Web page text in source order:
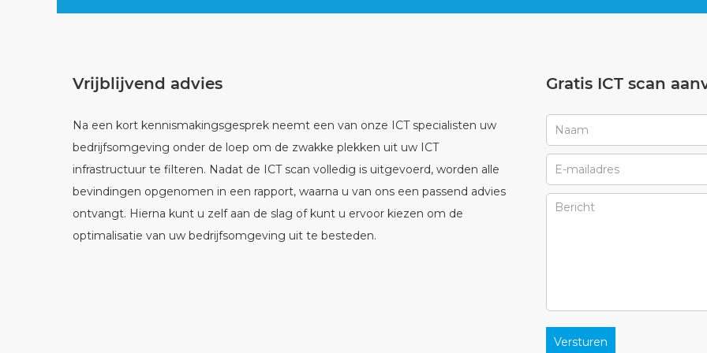
Vrijblijvend advies
Na een kort kennismakingsgesprek neemt een van onze ICT specialisten uw
bedrijfsomgeving onder de loep om de zwakke plekken uit uw ICT
infrastructuur te filteren. Nadat de ICT scan volledig is uitgevoerd, worden alle
bevindingen opgenomen in een rapport, waarna u van ons een passend advies
ontvangt. Hierna kunt u zelf aan de slag of kunt u ervoor kiezen om de
optimalisatie van uw bedrijfsomgeving uit te besteden.
Gratis ICT scan
Versturen